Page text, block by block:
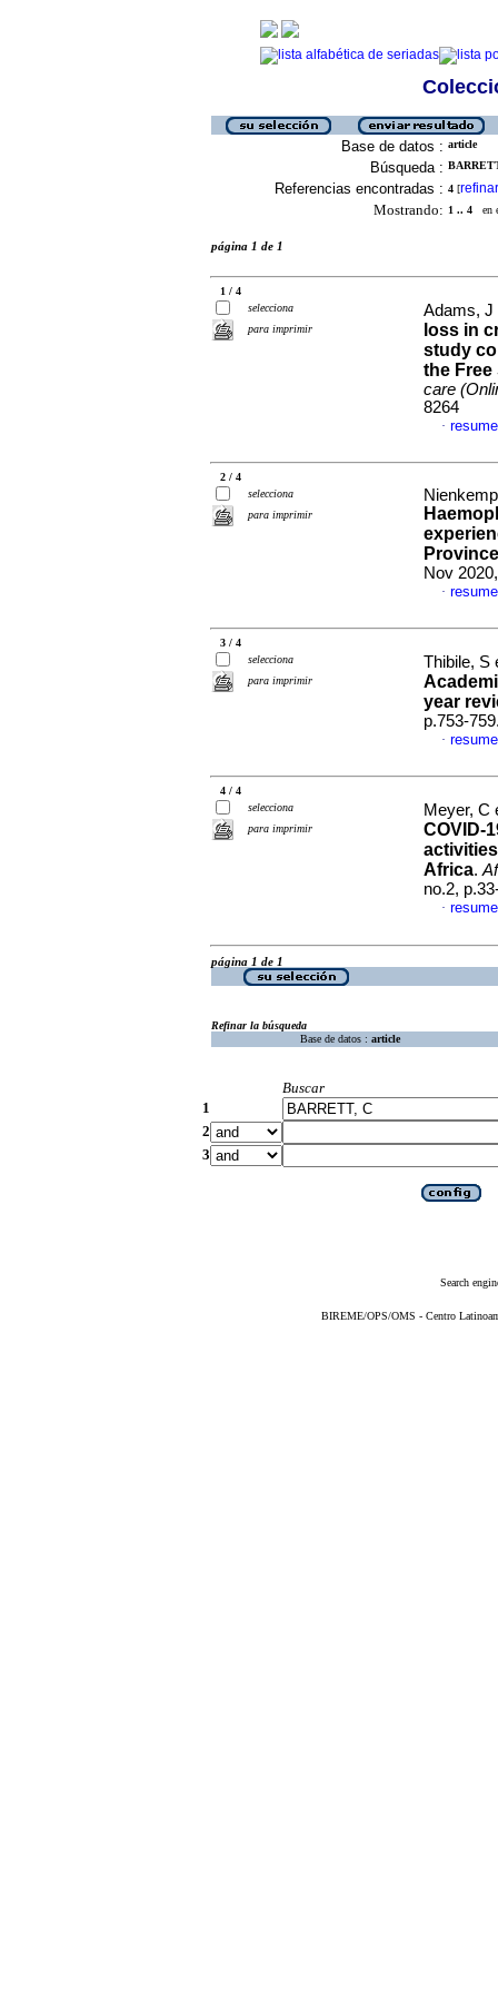
Base de datos : article
Búsqueda :
Referencias encontradas : 4 [refinar
Mostrando: 1 .. 4 en
página 1 de 1
1 / 4
selecciona
para imprimir
Adams, J
loss in
study
the Free
care
8264
·
2 / 4
selecciona
para imprimir
Nov
·
3 / 4
selecciona
para imprimir
Thibile, S
year
p.753-
·
4 / 4
selecciona
para imprimir
Meyer, C
COVID-
Africa.
no.2,
·
página 1 de 1
Refinar la búsqueda
Base de datos : article
Buscar
1
2
3
Search
BIREME/OPS/OMS - Centro